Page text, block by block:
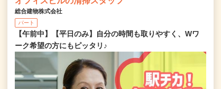
総合建物株式会社
パート
【午前中】【平日のみ】自分の時間も取りやすく、Wワ
ーク希望の方にもピッタリ♪